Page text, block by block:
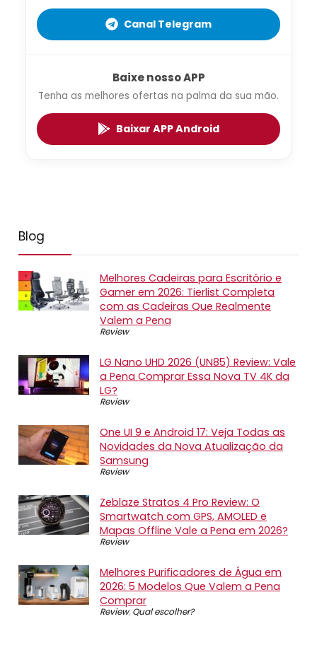
Canal Telegram
Baixe nosso APP
Tenha as melhores ofertas na palma da sua mão.
Baixar APP Android
Blog
Melhores Cadeiras para Escritório e
Gamer em 2026: Tierlist Completa
com as Cadeiras Que Realmente
Valem a Pena
Review
LG Nano UHD 2026 (UN85) Review: Vale
a Pena Comprar Essa Nova TV 4K da
LG?
Review
One UI 9 e Android 17: Veja Todas as
Novidades da Nova Atualização da
Samsung
Review
Zeblaze Stratos 4 Pro Review: O
Smartwatch com GPS, AMOLED e
Mapas Offline Vale a Pena em 2026?
Review
Melhores Purificadores de Água em
2026: 5 Modelos Que Valem a Pena
Comprar
Review, Qual escolher?